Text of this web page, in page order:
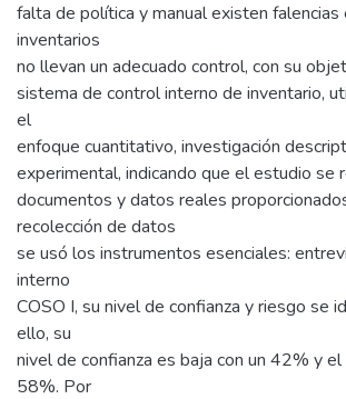
falta de política y manual existen
inventarios
no llevan un adecuado control, con su
sistema de control interno de inventario,
el
enfoque cuantitativo, investigación
experimental, indicando que el estudio se
documentos y datos reales
recolección de datos
se usó los instrumentos esenciales:
interno
COSO I, su nivel de confianza y riesgo se
ello, su
nivel de confianza es baja con un 42% y
58%. Por